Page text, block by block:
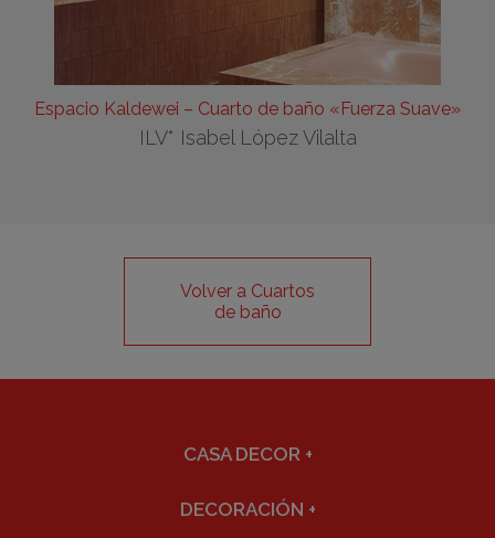
Espacio Kaldewei – Cuarto de baño «Fuerza Suave»
ILV* Isabel López Vilalta
Volver a Cuartos
de baño
CASA DECOR +
DECORACIÓN +